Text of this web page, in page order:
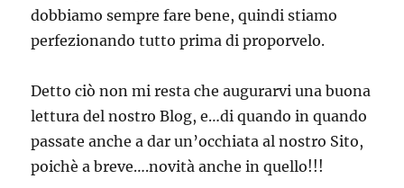
dobbiamo sempre fare bene, quindi stiamo
perfezionando tutto prima di proporvelo.
Detto ciò non mi resta che augurarvi una buona
lettura del nostro Blog, e…di quando in quando
passate anche a dar un’occhiata al nostro Sito,
poichè a breve….novità anche in quello!!!